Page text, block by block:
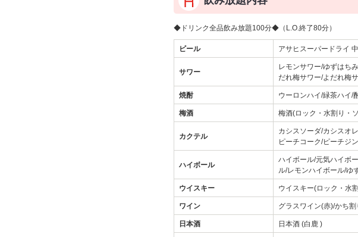
◆ドリンク全品飲み放題100分◆（L.O.終了80分）
ビール アサヒスーパードライ
サワー
レモンサワー/ゆずはち
だれ梅サワー/よだれ梅
焼酎 ウーロンハイ/緑茶ハイ/
梅酒 梅酒(ロック・水割り・
カクテル
カシスソーダ/カシスオ
ピーチコーク/ピーチジ
ハイボール
ハイボール/元気ハイボ
ル/レモンハイボール/ゆ
ウイスキー ウイスキー(ロック・水
ワイン グラスワイン(赤)/かち
日本酒 日本酒 (白鹿 )